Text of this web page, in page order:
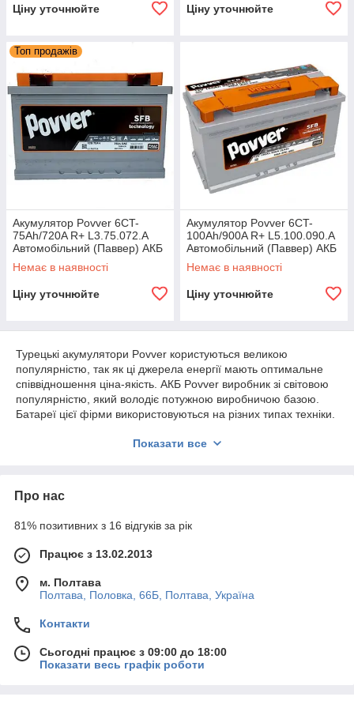
Ціну уточнюйте Ціну уточнюйте
Топ продажів
Акумулятор Povver 6CT-
75Ah/720A R+ L3.75.072.A
Автомобільний (Паввер) АКБ
Туреччина НДС
Немає в наявності
Ціну уточнюйте
Акумулятор Povver 6CT-
100Ah/900A R+ L5.100.090.A
Автомобільний (Паввер) АКБ
Туреччина НДС
Немає в наявності
Ціну уточнюйте
Турецькі акумулятори Povver користуються великою
популярністю, так як ці джерела енергії мають оптимальне
співвідношення ціна-якість. АКБ Povver виробник зі світовою
популярністю, який володіє потужною виробничою базою.
Батареї цієї фірми використовуються на різних типах техніки.
Купити акумулятори Povver в Україні
свинцю, методом перфорації.
АКБ мають підвищений пусковий струм, порівняно з
Пластини батарей Povver нечутливі до корозії.
Гарантований термін служби акумуляторів становить
понад 7 років.
Особливості АКБ Povver SFB Technology
Показати все
Про нас
81% позитивних з 16 відгуків за рік
Працює з 13.02.2013
м. Полтава
Полтава, Половка, 66Б, Полтава, Україна
Контакти
Сьогодні працює з 09:00 до 18:00
Показати весь графік роботи